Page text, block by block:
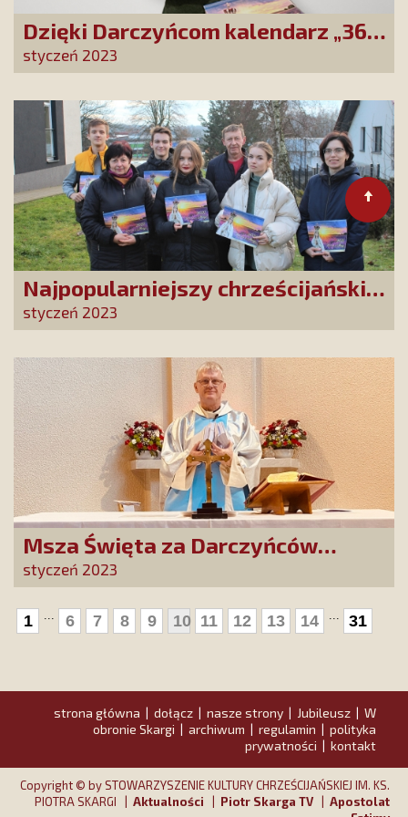
Dzięki Darczyńcom kalendarz „365
dni z Maryją” trafił do rodaków z
Wileńszczyzny
styczeń 2023
Najpopularniejszy chrześcijański
kalendarz ścienny trafił do
uchodźców z Ukrainy
styczeń 2023
Msza Święta za Darczyńców
propagujących kult Matki Bożej z
Akity
styczeń 2023
1 ... 6 7 8 9 10 11 12 13 14 ... 31
strona główna dołącz nasze strony Jubileusz
W
obronie Skargi
archiwum regulamin
polityka
prywatności
kontakt
Copyright © by STOWARZYSZENIE KULTURY CHRZEŚCIJAŃSKIEJ IM. KS.
PIOTRA SKARGI | Aktualności Piotr Skarga TV
Apostolat